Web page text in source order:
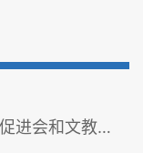
会和文教中心